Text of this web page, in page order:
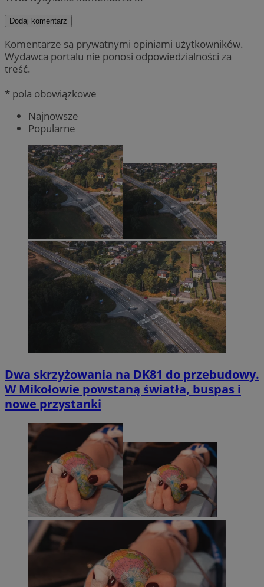
Dodaj komentarz
Komentarze są prywatnymi opiniami użytkowników.
Wydawca portalu nie ponosi odpowiedzialności za
treść.
* pola obowiązkowe
Najnowsze
Popularne
Dwa skrzyżowania na DK81 do przebudowy.
W Mikołowie powstaną światła, buspas i
nowe przystanki